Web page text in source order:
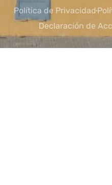
Política de Privacidad
Declaración de